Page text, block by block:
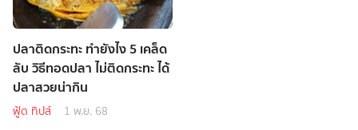
ปลาติดกระทะ ทำยังไง 5 เคล็ด
ลับ วิธีทอดปลา ไม่ติดกระทะ ได้
ปลาสวยน่ากิน
ฟู้ด ทิปส์ 1 พ.ย. 68